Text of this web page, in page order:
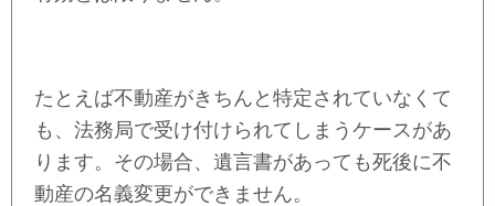
たとえば不動産がきちんと特定されていなくて
も、法務局で受け付けられてしまうケースがあ
ります。その場合、遺言書があっても死後に不
動産の名義変更ができません。